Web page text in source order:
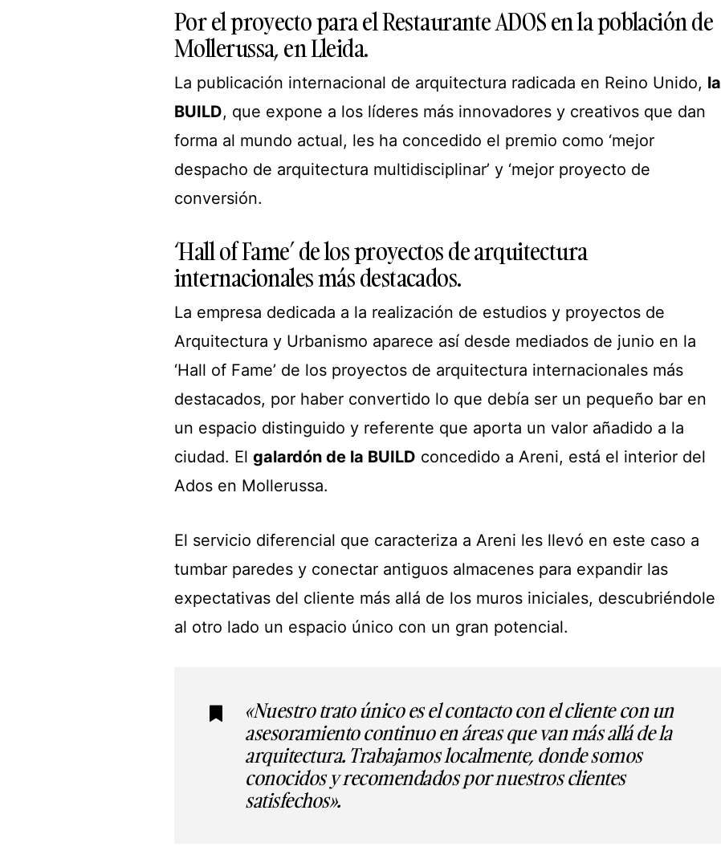
Por el proyecto para el Restaurante ADOS en la población de
Mollerussa, en Lleida.
La publicación internacional de arquitectura radicada en Reino Unido, la
BUILD, que expone a los líderes más innovadores y creativos que dan
forma al mundo actual, les ha concedido el premio como ‘mejor
despacho de arquitectura multidisciplinar’ y ‘mejor proyecto de
conversión.
‘Hall of Fame’ de los proyectos de arquitectura
internacionales más destacados.
La empresa dedicada a la realización de estudios y proyectos de
Arquitectura y Urbanismo aparece así desde mediados de junio en la
‘Hall of Fame’ de los proyectos de arquitectura internacionales más
destacados, por haber convertido lo que debía ser un pequeño bar en
un espacio distinguido y referente que aporta un valor añadido a la
ciudad. El galardón de la BUILD concedido a Areni, está el interior del
Ados en Mollerussa.
El servicio diferencial que caracteriza a Areni les llevó en este caso a
tumbar paredes y conectar antiguos almacenes para expandir las
expectativas del cliente más allá de los muros iniciales, descubriéndole
al otro lado un espacio único con un gran potencial.
«Nuestro trato único es el contacto con el cliente con un
asesoramiento continuo en áreas que van más allá de la
arquitectura. Trabajamos localmente, donde somos
conocidos y recomendados por nuestros clientes
satisfechos».